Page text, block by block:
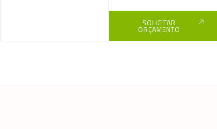
SOLICITAR
ORÇAMENTO